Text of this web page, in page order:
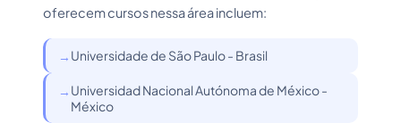
oferecem cursos nessa área incluem:
Universidade de São Paulo - Brasil
Universidad Nacional Autónoma de México -
México